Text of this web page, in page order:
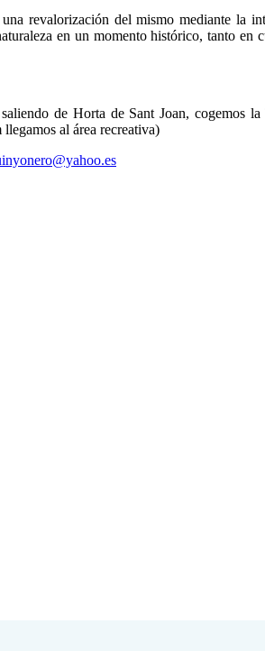
revalorización del mismo mediante la
en un momento histórico, tanto
de Horta de Sant Joan,
al área recreativa)